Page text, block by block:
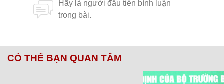
CÓ THỂ BẠN QUAN TÂM